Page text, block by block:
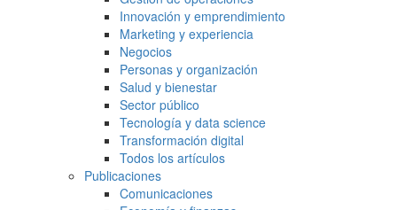
Innovación y emprendimiento
Marketing y experiencia
Negocios
Personas y organización
Salud y bienestar
Sector público
Tecnología y data science
Transformación digital
Todos los artículos
Publicaciones
Comunicaciones